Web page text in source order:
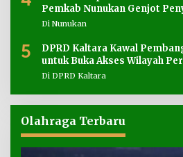
Pemkab Nunukan Genjot
Di Nunukan
5
DPRD Kaltara Kawal
untuk Buka Akses Wilayah
Di DPRD Kaltara
Olahraga Terbaru